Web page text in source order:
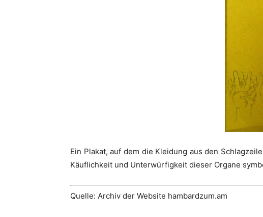
Ein Plakat, auf dem die Kleidung aus den
Käuflichkeit und Unterwürfigkeit dieser Organe
Quelle: Archiv der Website hambardzum.am